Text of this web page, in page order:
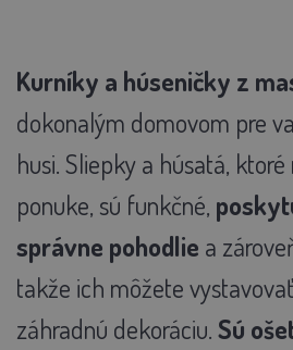
Kurníky a húseničky z
dokonalým domovom pre
husi. Sliepky a húsatá,
ponuke, sú funkčné,
správne pohodlie a
takže ich môžete
záhradnú dekoráciu.Sú